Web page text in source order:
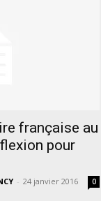
française au
pour
- 24 janvier 2016 0